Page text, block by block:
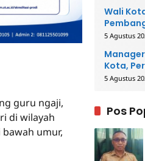
guru ngaji,
di wilayah
umur,
Wali
5 Agustus
Manager
Kota,
5 Agustus
Pos